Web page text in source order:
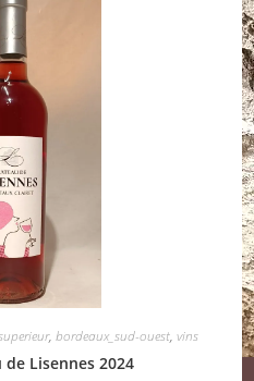
, bordeaux_sud-ouest, vins
Lisennes 2024